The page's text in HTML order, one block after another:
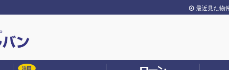
最近見た物